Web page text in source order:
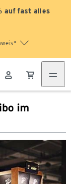
auf fast alles
im